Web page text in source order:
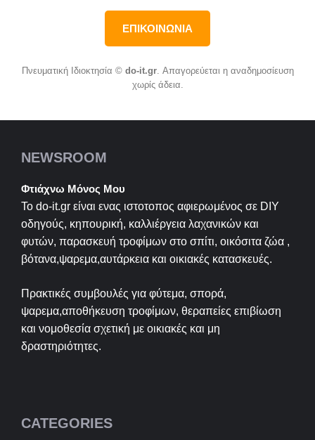
ΕΠΙΚΟΙΝΩΝΙΑ
Πνευματική Ιδιοκτησία © do-it.gr. Απαγορεύεται η αναδημοσίευση
χωρίς άδεια.
NEWSROOM
Φτιάχνω Μόνος Μου
Το do-it.gr είναι ενας ιστοτοπος αφιερωμένος σε DIY
οδηγούς, κηπουρική, καλλιέργεια λαχανικών και
φυτών, παρασκευή τροφίμων στο σπίτι, οικόσιτα ζώα ,
βότανα,ψαρεμα,αυτάρκεια και οικιακές κατασκευές.
Πρακτικές συμβουλές για φύτεμα, σπορά,
ψαρεμα,αποθήκευση τροφίμων, θεραπείες επιβίωση
και νομοθεσία σχετική με οικιακές και μη
δραστηριότητες.
CATEGORIES